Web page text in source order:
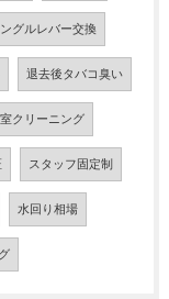
グルレバー交換
退去後タバコ臭い
クリーニング
スタッフ固定制
水回り相場